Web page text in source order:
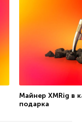
Майнер XMRig в
подарка